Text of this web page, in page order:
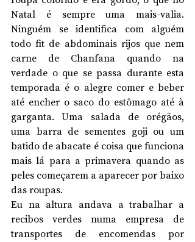
Natal é sempre uma mais-valia.
Ninguém se identifica com alguém
todo fit de abdominais rijos que nem
carne de Chanfana quando na
verdade o que se passa durante esta
temporada é o alegre comer e beber
até encher o saco do estômago até à
garganta. Uma salada de orégãos,
uma barra de sementes goji ou um
batido de abacate é coisa que funciona
mais lá para a primavera quando as
peles começarem a aparecer por baixo
das roupas.
Eu na altura andava a trabalhar a
recibos verdes numa empresa de
transportes de encomendas por